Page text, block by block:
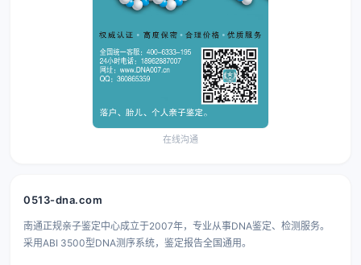
在线沟通
0513-dna.com
南通正规亲子鉴定中心成立于2007年，专业从事DNA鉴定、检测服务。
采用ABI 3500型DNA测序系统，鉴定报告全国通用。